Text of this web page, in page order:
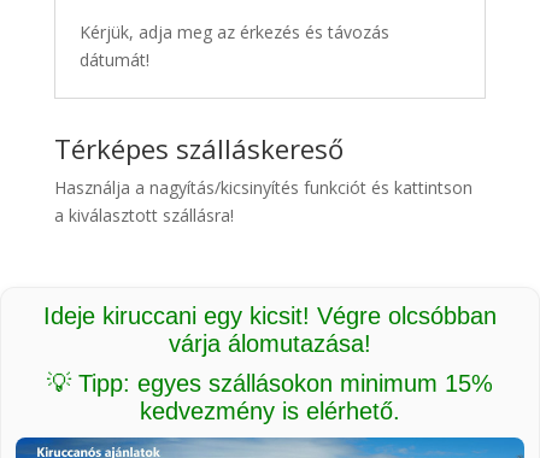
Kérjük, adja meg az érkezés és távozás
dátumát!
Térképes szálláskereső
Használja a nagyítás/kicsinyítés funkciót és kattintson
a kiválasztott szállásra!
Ideje kiruccani egy kicsit! Végre olcsóbban
várja álomutazása!
💡 Tipp: egyes szállásokon minimum 15%
kedvezmény is elérhető.